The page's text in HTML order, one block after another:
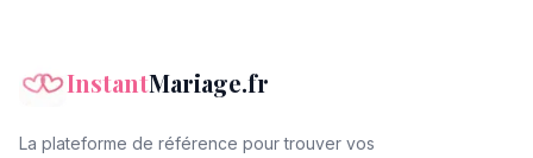
InstantMariage.fr
La plateforme de référence pour trouver vos